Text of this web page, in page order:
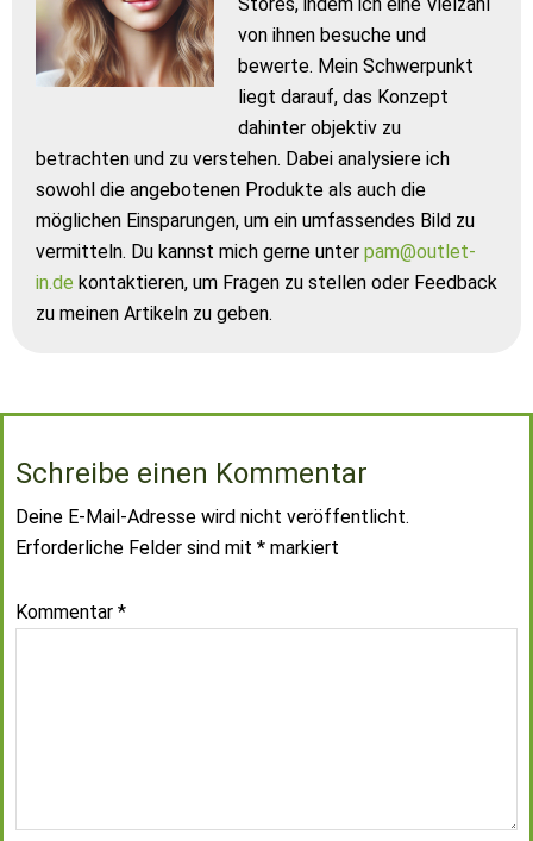
von ihnen besuche und
bewerte. Mein Schwerpunkt
liegt darauf, das Konzept
dahinter objektiv zu
betrachten und zu verstehen. Dabei analysiere ich
sowohl die angebotenen Produkte als auch die
möglichen Einsparungen, um ein umfassendes Bild zu
vermitteln. Du kannst mich gerne unter pam@outlet-
in.de kontaktieren, um Fragen zu stellen oder Feedback
zu meinen Artikeln zu geben.
Schreibe einen Kommentar
Deine E-Mail-Adresse wird nicht veröffentlicht.
Erforderliche Felder sind mit * markiert
Kommentar *